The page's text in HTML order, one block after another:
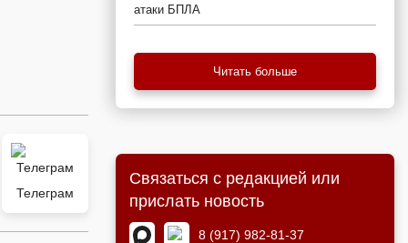
Телеграм
атаки БПЛА
Читать больше
Связаться с редакцией или
прислать новость
8 (917) 982-81-37